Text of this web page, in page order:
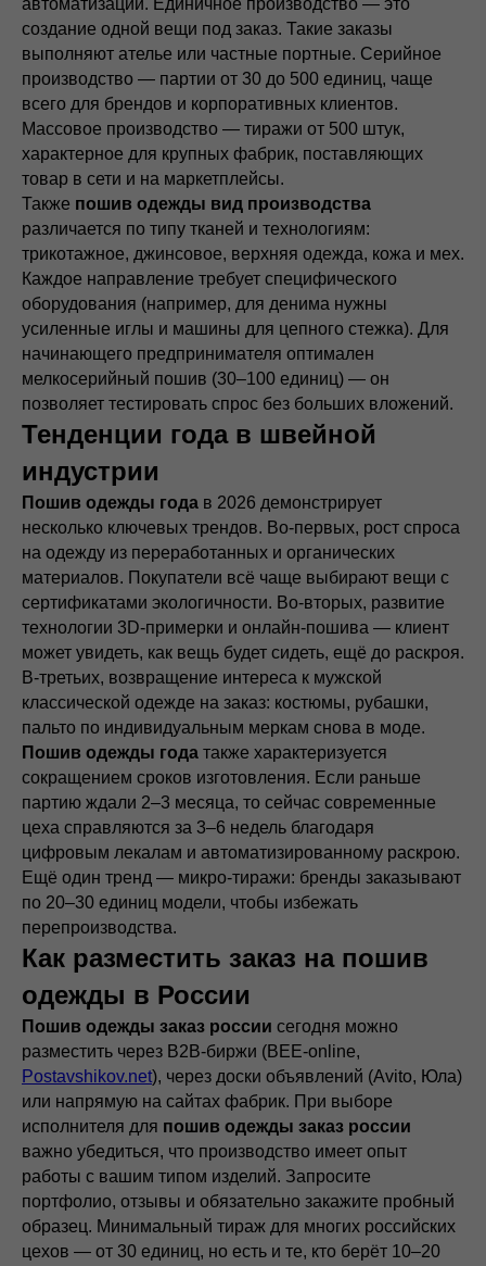
автоматизации. Единичное производство — это
создание одной вещи под заказ. Такие заказы
выполняют ателье или частные портные. Серийное
производство — партии от 30 до 500 единиц, чаще
всего для брендов и корпоративных клиентов.
Массовое производство — тиражи от 500 штук,
характерное для крупных фабрик, поставляющих
товар в сети и на маркетплейсы.
Также пошив одежды вид производства
различается по типу тканей и технологиям:
трикотажное, джинсовое, верхняя одежда, кожа и мех.
Каждое направление требует специфического
оборудования (например, для денима нужны
усиленные иглы и машины для цепного стежка). Для
начинающего предпринимателя оптимален
мелкосерийный пошив (30–100 единиц) — он
позволяет тестировать спрос без больших вложений.
Тенденции года в швейной
индустрии
Пошив одежды года в 2026 демонстрирует
несколько ключевых трендов. Во-первых, рост спроса
на одежду из переработанных и органических
материалов. Покупатели всё чаще выбирают вещи с
сертификатами экологичности. Во-вторых, развитие
технологии 3D-примерки и онлайн-пошива — клиент
может увидеть, как вещь будет сидеть, ещё до раскроя.
В-третьих, возвращение интереса к мужской
классической одежде на заказ: костюмы, рубашки,
пальто по индивидуальным меркам снова в моде.
Пошив одежды года также характеризуется
сокращением сроков изготовления. Если раньше
партию ждали 2–3 месяца, то сейчас современные
цеха справляются за 3–6 недель благодаря
цифровым лекалам и автоматизированному раскрою.
Ещё один тренд — микро-тиражи: бренды заказывают
по 20–30 единиц модели, чтобы избежать
перепроизводства.
Как разместить заказ на пошив
одежды в России
Пошив одежды заказ россии сегодня можно
разместить через B2B-биржи (BEE-online,
Postavshikov.net), через доски объявлений (Avito, Юла)
или напрямую на сайтах фабрик. При выборе
исполнителя для пошив одежды заказ россии
важно убедиться, что производство имеет опыт
работы с вашим типом изделий. Запросите
портфолио, отзывы и обязательно закажите пробный
образец. Минимальный тираж для многих российских
цехов — от 30 единиц, но есть и те, кто берёт 10–20